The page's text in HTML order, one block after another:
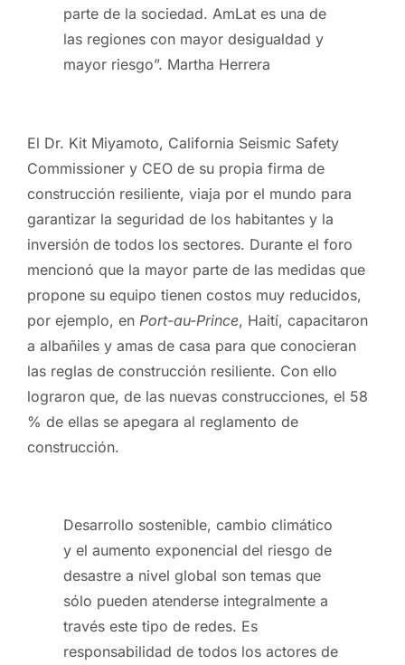
parte de la sociedad. AmLat es una de
las regiones con mayor desigualdad y
mayor riesgo”. Martha Herrera
El Dr. Kit Miyamoto, California Seismic Safety
Commissioner y CEO de su propia firma de
construcción resiliente, viaja por el mundo para
garantizar la seguridad de los habitantes y la
inversión de todos los sectores. Durante el foro
mencionó que la mayor parte de las medidas que
propone su equipo tienen costos muy reducidos,
por ejemplo, en Port-au-Prince, Haití, capacitaron
a albañiles y amas de casa para que conocieran
las reglas de construcción resiliente. Con ello
lograron que, de las nuevas construcciones, el 58
% de ellas se apegara al reglamento de
construcción.
Desarrollo sostenible, cambio climático
y el aumento exponencial del riesgo de
desastre a nivel global son temas que
sólo pueden atenderse integralmente a
través este tipo de redes. Es
responsabilidad de todos los actores de